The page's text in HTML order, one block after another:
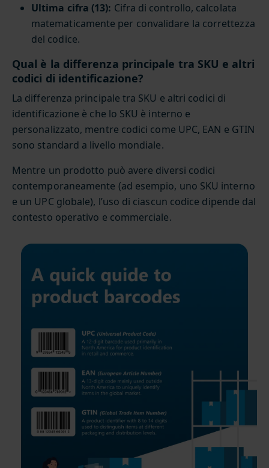
Ultima cifra (13): Cifra di controllo, calcolata
matematicamente per convalidare la correttezza
del codice.
Qual è la differenza principale tra SKU e altri
codici di identificazione?
La differenza principale tra SKU e altri codici di
identificazione è che lo SKU è interno e
personalizzato, mentre codici come UPC, EAN e GTIN
sono standard a livello mondiale.
Mentre un prodotto può avere diversi codici
contemporaneamente (ad esempio, uno SKU interno
e un UPC globale), l’uso di ciascun codice dipende dal
contesto operativo e commerciale.